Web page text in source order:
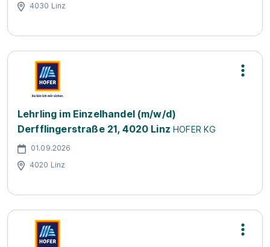
4030 Linz
Lehrling im Einzelhandel (m/w/d)
Derfflingerstraße 21, 4020 Linz HOFER KG
01.09.2026
4020 Linz